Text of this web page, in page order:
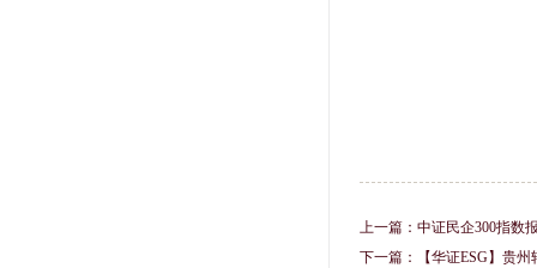
上一篇： 中证民企300指数
下一篇：
【华证ESG】贵